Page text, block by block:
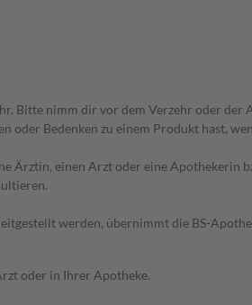
Bitte nimm dir vor dem Verzehr oder
oder Bedenken zu einem Produkt hast,
Ärztin, einen Arzt oder eine Apothekerin
werden, übernimmt die BS-
oder in Ihrer Apotheke.